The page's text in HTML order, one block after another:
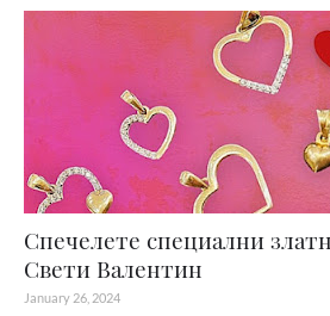
Спечелете специални
Свети Валентин
January 26, 2024